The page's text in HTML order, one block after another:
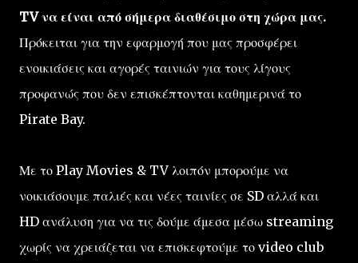
TV να είναι από σήμερα διαθέσιμο στη χώρα μας.
Πρόκειται για την εφαρμογή που μας προσφέρει
ενοικιάσεις και αγορές ταινιών για τους λίγους
προφανώς που δεν επισκέπτονται καθημερινά το
Pirate Bay.
Με το Play Movies & TV λοιπόν μπορούμε να
νοικιάσουμε παλιές και νέες ταινίες σε SD αλλά και
HD ανάλυση για να τις δούμε άμεσα μέσω streaming
χωρίς να χρειάζεται να επισκεφτούμε το video club